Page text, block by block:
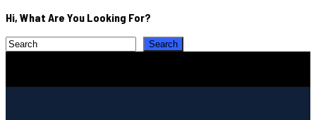
Hi, What Are You Looking For?